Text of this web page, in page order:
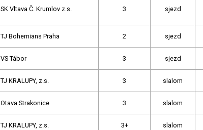
SK Vltava Č. Krumlov z.s. 3 sjezd
TJ Bohemians Praha 2 sjezd
VS Tábor 3 sjezd
TJ KRALUPY, z.s. 3 slalom
Otava Strakonice 3 slalom
TJ KRALUPY, z.s. 3+ slalom